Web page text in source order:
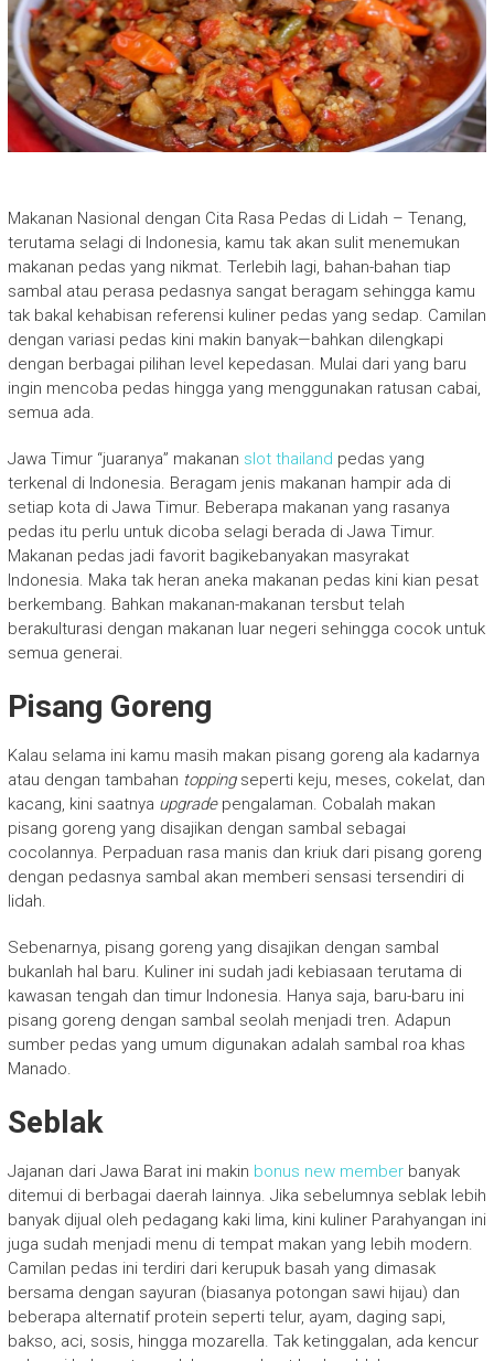
Makanan Nasional dengan Cita Rasa Pedas di Lidah – Tenang,
terutama selagi di Indonesia, kamu tak akan sulit menemukan
makanan pedas yang nikmat. Terlebih lagi, bahan-bahan tiap
sambal atau perasa pedasnya sangat beragam sehingga kamu
tak bakal kehabisan referensi kuliner pedas yang sedap. Camilan
dengan variasi pedas kini makin banyak—bahkan dilengkapi
dengan berbagai pilihan level kepedasan. Mulai dari yang baru
ingin mencoba pedas hingga yang menggunakan ratusan cabai,
semua ada.
Jawa Timur “juaranya” makanan slot thailand pedas yang
terkenal di Indonesia. Beragam jenis makanan hampir ada di
setiap kota di Jawa Timur. Beberapa makanan yang rasanya
pedas itu perlu untuk dicoba selagi berada di Jawa Timur.
Makanan pedas jadi favorit bagikebanyakan masyrakat
Indonesia. Maka tak heran aneka makanan pedas kini kian pesat
berkembang. Bahkan makanan-makanan tersbut telah
berakulturasi dengan makanan luar negeri sehingga cocok untuk
semua generai.
Pisang Goreng
Kalau selama ini kamu masih makan pisang goreng ala kadarnya
atau dengan tambahan topping seperti keju, meses, cokelat, dan
kacang, kini saatnya upgrade pengalaman. Cobalah makan
pisang goreng yang disajikan dengan sambal sebagai
cocolannya. Perpaduan rasa manis dan kriuk dari pisang goreng
dengan pedasnya sambal akan memberi sensasi tersendiri di
lidah.
Sebenarnya, pisang goreng yang disajikan dengan sambal
bukanlah hal baru. Kuliner ini sudah jadi kebiasaan terutama di
kawasan tengah dan timur Indonesia. Hanya saja, baru-baru ini
pisang goreng dengan sambal seolah menjadi tren. Adapun
sumber pedas yang umum digunakan adalah sambal roa khas
Manado.
Seblak
Jajanan dari Jawa Barat ini makin bonus new memberbanyak
ditemui di berbagai daerah lainnya. Jika sebelumnya seblak lebih
banyak dijual oleh pedagang kaki lima, kini kuliner Parahyangan ini
juga sudah menjadi menu di tempat makan yang lebih modern.
Camilan pedas ini terdiri dari kerupuk basah yang dimasak
bersama dengan sayuran (biasanya potongan sawi hijau) dan
beberapa alternatif protein seperti telur, ayam, daging sapi,
bakso, aci, sosis, hingga mozarella. Tak ketinggalan, ada kencur